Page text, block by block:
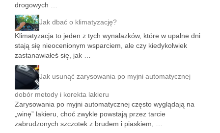
drogowych …
Jak dbać o klimatyzację?
Klimatyzacja to jeden z tych wynalazków, które w upalne dni
stają się nieocenionym wsparciem, ale czy kiedykolwiek
zastanawiałeś się, jak …
Jak usunąć zarysowania po myjni automatycznej –
dobór metody i korekta lakieru
Zarysowania po myjni automatycznej często wyglądają na
„winę” lakieru, choć zwykle powstają przez tarcie
zabrudzonych szczotek z brudem i piaskiem, …